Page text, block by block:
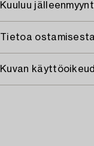
Kuuluu
Tietoa ostamisesta
Kuvan